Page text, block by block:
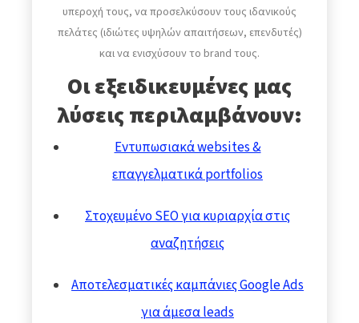
υπεροχή τους, να προσελκύσουν τους ιδανικούς
πελάτες (ιδιώτες υψηλών απαιτήσεων, επενδυτές)
και να ενισχύσουν το brand τους.
Οι εξειδικευμένες μας
λύσεις περιλαμβάνουν:
Εντυπωσιακά websites &
επαγγελματικά portfolios
Στοχευμένο SEO για κυριαρχία στις
αναζητήσεις
Αποτελεσματικές καμπάνιες Google Ads
για άμεσα leads